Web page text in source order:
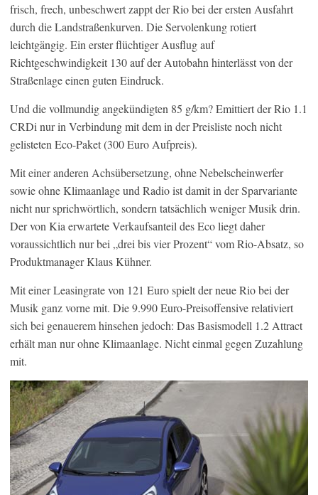
frisch, frech, unbeschwert zappt der Rio bei der ersten Ausfahrt
durch die Landstraßenkurven. Die Servolenkung rotiert
leichtgängig. Ein erster flüchtiger Ausflug auf
Richtgeschwindigkeit 130 auf der Autobahn hinterlässt von der
Straßenlage einen guten Eindruck.
Und die vollmundig angekündigten 85 g/km? Emittiert der Rio 1.1
CRDi nur in Verbindung mit dem in der Preisliste noch nicht
gelisteten Eco-Paket (300 Euro Aufpreis).
Mit einer anderen Achsübersetzung, ohne Nebelscheinwerfer
sowie ohne Klimaanlage und Radio ist damit in der Sparvariante
nicht nur sprichwörtlich, sondern tatsächlich weniger Musik drin.
Der von Kia erwartete Verkaufsanteil des Eco liegt daher
voraussichtlich nur bei „drei bis vier Prozent“ vom Rio-Absatz, so
Produktmanager Klaus Kühner.
Mit einer Leasingrate von 121 Euro spielt der neue Rio bei der
Musik ganz vorne mit. Die 9.990 Euro-Preisoffensive relativiert
sich bei genauerem hinsehen jedoch: Das Basismodell 1.2 Attract
erhält man nur ohne Klimaanlage. Nicht einmal gegen Zuzahlung
mit.